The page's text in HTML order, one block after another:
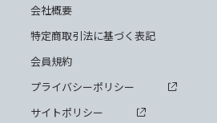
会社概要
特定商取引法に基づく表記
会員規約
プライバシーポリシー
サイトポリシー